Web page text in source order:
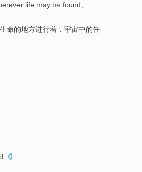
life may be found,
生命的地方进行着，宇宙中的任